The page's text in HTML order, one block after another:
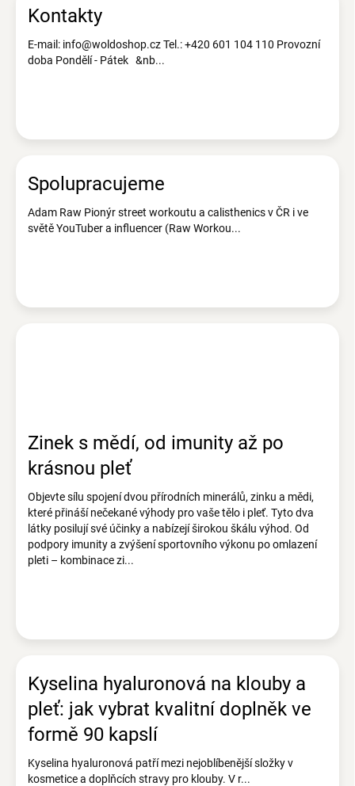
Kontakty
E-mail: info@woldoshop.cz Tel.: +420 601 104 110 Provozní
doba Pondělí - Pátek &nb...
Spolupracujeme
Adam Raw Pionýr street workoutu a calisthenics v ČR i ve
světě YouTuber a influencer (Raw Workou...
Zinek s mědí, od imunity až po
krásnou pleť
Objevte sílu spojení dvou přírodních minerálů, zinku a mědi,
které přináší nečekané výhody pro vaše tělo i pleť. Tyto dva
látky posilují své účinky a nabízejí širokou škálu výhod. Od
podpory imunity a zvýšení sportovního výkonu po omlazení
pleti – kombinace zi...
Kyselina hyaluronová na klouby a
pleť: jak vybrat kvalitní doplněk ve
formě 90 kapslí
Kyselina hyaluronová patří mezi nejoblíbenější složky v
kosmetice a doplňcích stravy pro klouby. V r...